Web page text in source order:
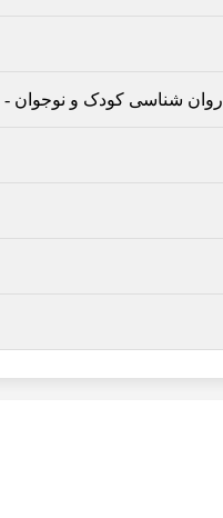
روان شناسی کودک و نوجوان -